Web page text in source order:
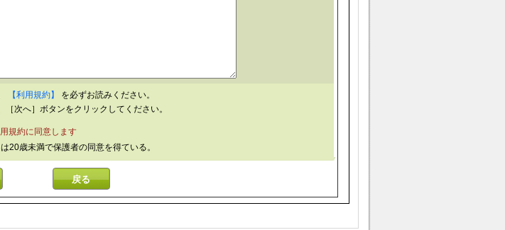
【利用規約】
を必ずお読みください。
次へ］ボタンをクリックしてください。
規約に同意します
20歳未満で保護者の同意を得ている。